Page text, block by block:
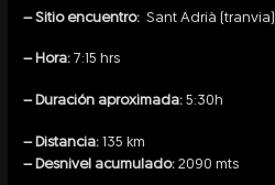
– Sitio encuentro: Sant Adrià (tranvia)
– Hora: 7:15 hrs
– Duración aproximada:5:30h
– Distancia: 135 km
– Desnivel acumulado:2090 mts